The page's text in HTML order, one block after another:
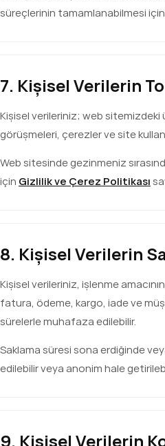
süreçlerinin tamamlanabilmesi
7. Kişisel Verilerin
Kişisel verileriniz; web sitemizdeki
görüşmeleri, çerezler ve site
Web sitesinde gezinmeniz
için Gizlilik ve Çerez Politikası
8. Kişisel Verilerin
Kişisel verileriniz, işlenme
fatura, ödeme, kargo, iade ve
sürelerle muhafaza edilebilir.
Saklama süresi sona erdiğinde
edilebilir veya anonim hale
9. Kişisel Verilerin